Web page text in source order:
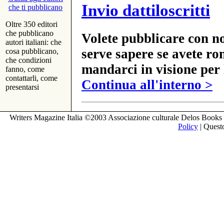
che ti pubblicano
Oltre 350 editori
che pubblicano
autori italiani: che
cosa pubblicano,
che condizioni
fanno, come
contattarli, come
presentarsi
Invio dattiloscritti
Volete pubblicare con
serve sapere se avete
mandarci in visione
Continua all'interno >
Writers Magazine Italia ©2003 Associazione culturale Delos
Policy |